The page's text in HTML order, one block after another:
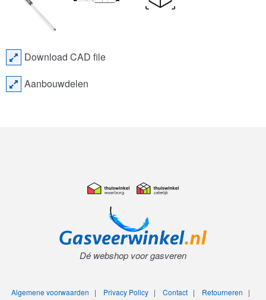
Download CAD file
Aanbouwdelen
Dé webshop voor gasveren
Algemene voorwaarden | Privacy Policy| Contact| Retourneren |